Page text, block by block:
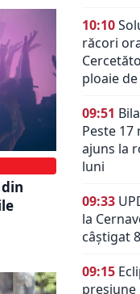
10:10
răcori
ploaie
09:51
Peste
ajuns la
luni
09:33
la
câștigat
09:15
presiune